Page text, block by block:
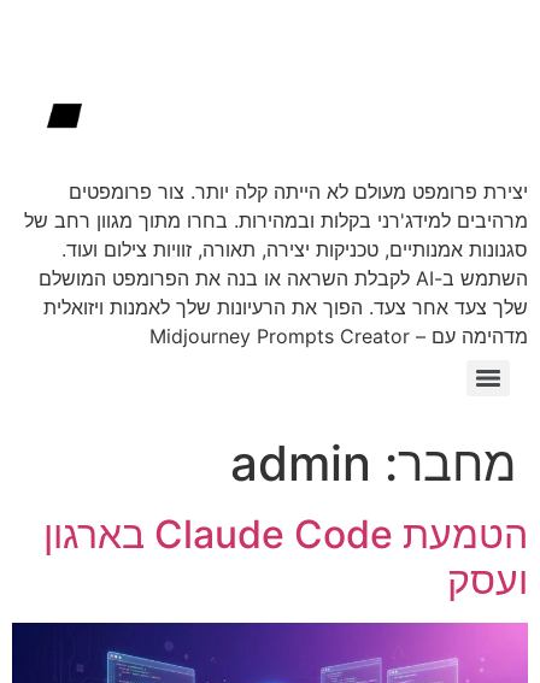
יצירת פרומפט מעולם לא הייתה קלה יותר. צור פרומפטים
מרהיבים למידג'רני בקלות ובמהירות. בחרו מתוך מגוון רחב של
סגנונות אמנותיים, טכניקות יצירה, תאורה, זוויות צילום ועוד.
השתמש ב-AI לקבלת השראה או בנה את הפרומפט המושלם
שלך צעד אחר צעד. הפוך את הרעיונות שלך לאמנות ויזואלית
מדהימה עם – Midjourney Prompts Creator
מחבר: admin
הטמעת Claude Code בארגון
ועסק